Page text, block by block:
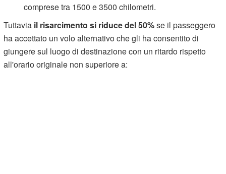
comprese tra 1500 e 3500 chilometri.
Tuttavia il risarcimento si riduce del 50%se il passeggero
ha accettato un volo alternativo che gli ha consentito di
giungere sul luogo di destinazione con un ritardo rispetto
all'orario originale non superiore a: